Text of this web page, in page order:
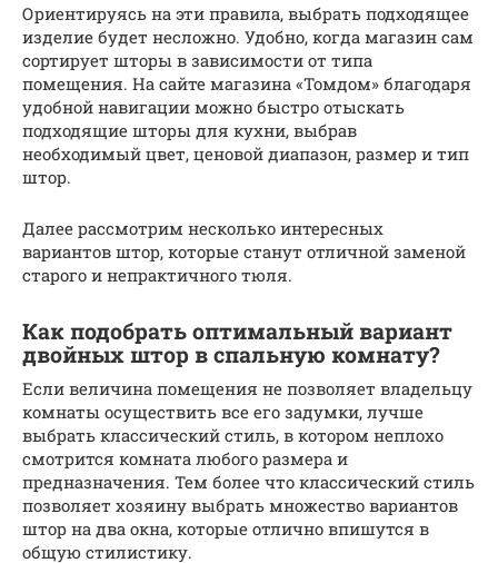
Ориентируясь на эти правила, выбрать подходящее
изделие будет несложно. Удобно, когда магазин сам
сортирует шторы в зависимости от типа
помещения. На сайте магазина «Томдом» благодаря
удобной навигации можно быстро отыскать
подходящие шторы для кухни, выбрав
необходимый цвет, ценовой диапазон, размер и тип
штор.
Далее рассмотрим несколько интересных
вариантов штор, которые станут отличной заменой
старого и непрактичного тюля.
Как подобрать оптимальный вариант
двойных штор в спальную комнату?
Если величина помещения не позволяет владельцу
комнаты осуществить все его задумки, лучше
выбрать классический стиль, в котором неплохо
смотрится комната любого размера и
предназначения. Тем более что классический стиль
позволяет хозяину выбрать множество вариантов
штор на два окна, которые отлично впишутся в
общую стилистику.